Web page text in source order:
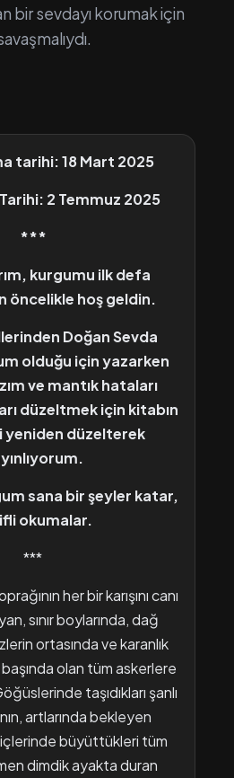
bir sevdayı korumak için
tarihi: 18 Mart 2025
2 Temmuz 2025
***
kurgumu ilk defa
öncelikle hoş geldin.
Doğan Sevda
olduğu için yazarken
ve mantık hataları
düzeltmek için kitabın
yeniden düzelterek
sana bir şeyler katar,
okumalar.
***
her bir karışını canı
sınır boylarında, dağ
ortasında ve karanlık
olan tüm askerlere
taşıdıkları şanlı
artlarında bekleyen
büyüttükleri tüm
dimdik ayakta duran